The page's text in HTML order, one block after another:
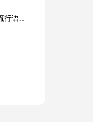
简短的网络流行语录摘录50句